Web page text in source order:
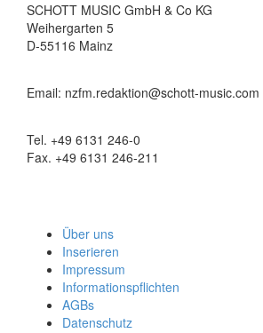
SCHOTT MUSIC GmbH & Co KG
Weihergarten 5
D-55116 Mainz
Email: nzfm.redaktion@schott-music.com
Tel. +49 6131 246-0
Fax. +49 6131 246-211
Über uns
Inserieren
Impressum
Informationspflichten
AGBs
Datenschutz